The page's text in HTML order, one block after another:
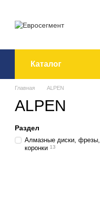
Каталог
Главная ALPEN
ALPEN
Раздел
Алмазные диски, фрезы,
коронки 13